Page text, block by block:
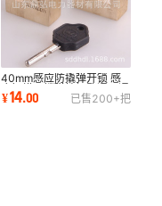
40mm感应防撬弹开锁 感
应铜横开锁磁性钥匙通开通
防水防盗挂锁
¥14.00 已售200+把